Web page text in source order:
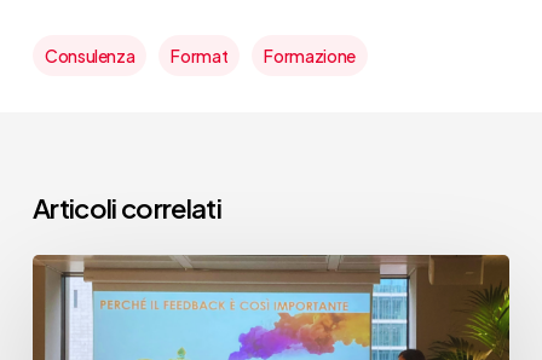
Consulenza Format Formazione
Articoli correlati
Feedback
mon
amour: